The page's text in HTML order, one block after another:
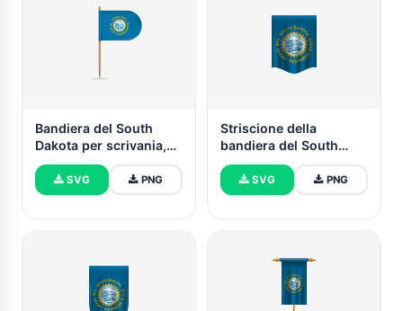
Bandiera del South
Dakota per scrivania,
tavolo
SVG PNG
Striscione della
bandiera del South
Dakota
SVG PNG